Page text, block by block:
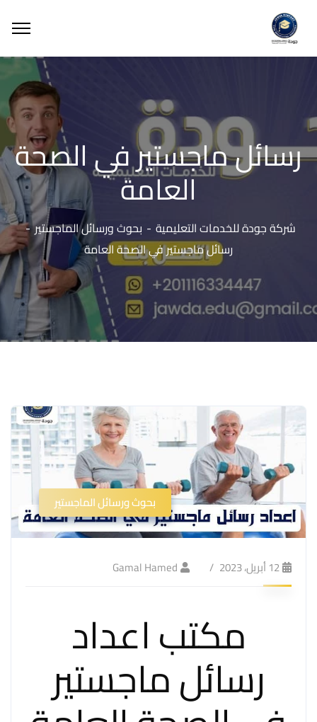
رسائل ماجستير في الصحة
العامة
شركة جودة للخدمات التعليمية
بحوث ورسائل الماجستير
رسائل ماجستير في الصحة العامة
بحوث ورسائل الماجستير
12 أبريل، 2023 Gamal Hamed
مكتب اعداد
رسائل ماجستير